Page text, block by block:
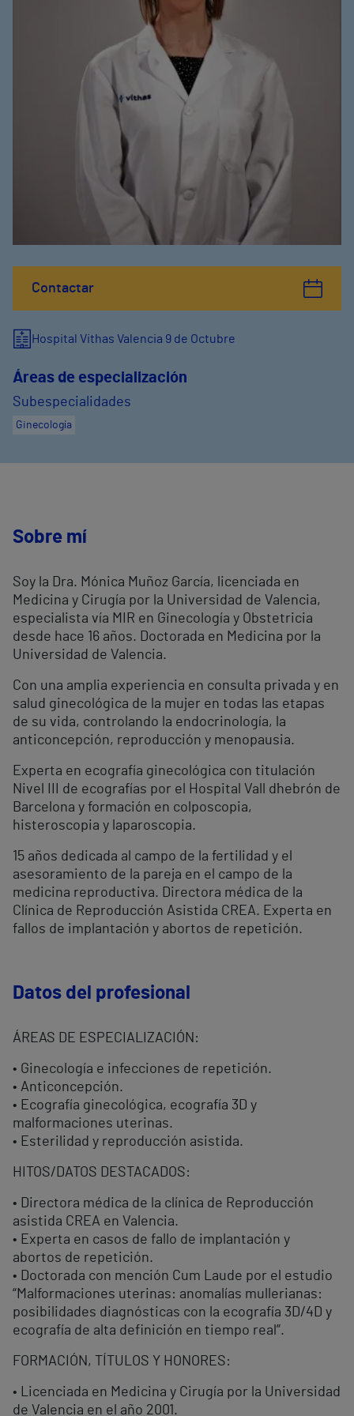
Contactar
Hospital Vithas Valencia 9 de Octubre
Áreas de especialización
Subespecialidades
Ginecología
Sobre mí
Soy la Dra. Mónica Muñoz García, licenciada en
Medicina y Cirugía por la Universidad de Valencia,
especialista vía MIR en Ginecología y Obstetricia
desde hace 16 años. Doctorada en Medicina por la
Universidad de Valencia.
Con una amplia experiencia en consulta privada y en
salud ginecológica de la mujer en todas las etapas
de su vida, controlando la endocrinología, la
anticoncepción, reproducción y menopausia.
Experta en ecografía ginecológica con titulación
Nivel III de ecografías por el Hospital Vall d´hebrón de
Barcelona y formación en colposcopia,
histeroscopia y laparoscopia.
15 años dedicada al campo de la fertilidad y el
asesoramiento de la pareja en el campo de la
medicina reproductiva. Directora médica de la
Clínica de Reproducción Asistida CREA. Experta en
fallos de implantación y abortos de repetición.
Datos del profesional
ÁREAS DE ESPECIALIZACIÓN:
• Ginecología e infecciones de repetición.
• Anticoncepción.
• Ecografía ginecológica, ecografía 3D y
malformaciones uterinas.
• Esterilidad y reproducción asistida.
HITOS/DATOS DESTACADOS:
• Directora médica de la clínica de Reproducción
asistida CREA en Valencia.
• Experta en casos de fallo de implantación y
abortos de repetición.
• Doctorada con mención Cum Laude por el estudio
“Malformaciones uterinas: anomalías mullerianas:
posibilidades diagnósticas con la ecografía 3D/4D y
ecografía de alta definición en tiempo real”.
FORMACIÓN, TÍTULOS Y HONORES:
• Licenciada en Medicina y Cirugía por la Universidad
de Valencia en el año 2001.